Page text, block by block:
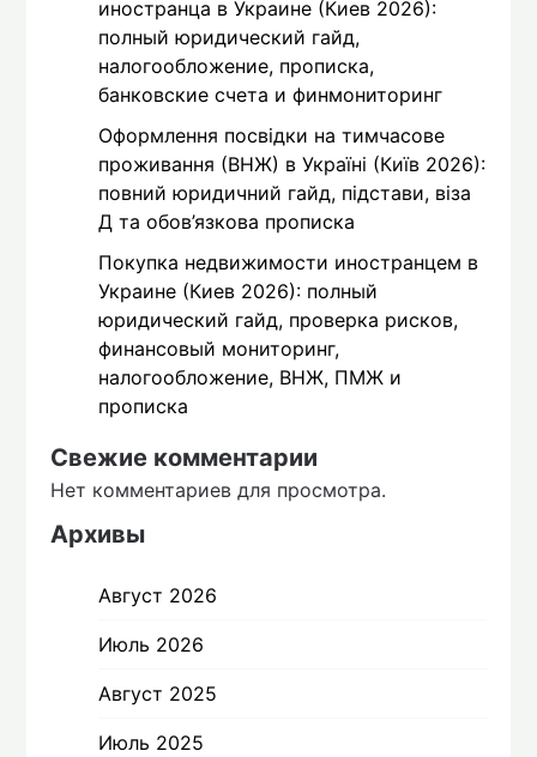
иностранца в Украине (Киев 2026):
полный юридический гайд,
налогообложение, прописка,
банковские счета и финмониторинг
Оформлення посвідки на тимчасове
проживання (ВНЖ) в Україні (Київ 2026):
повний юридичний гайд, підстави, віза
Д та обов’язкова прописка
Покупка недвижимости иностранцем в
Украине (Киев 2026): полный
юридический гайд, проверка рисков,
финансовый мониторинг,
налогообложение, ВНЖ, ПМЖ и
прописка
Свежие комментарии
Нет комментариев для просмотра.
Архивы
Август 2026
Июль 2026
Август 2025
Июль 2025